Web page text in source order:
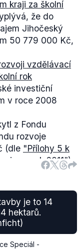
kraji za školní
že do
Jihočeský
50 779 000 Kč,
vzdělávací
rok
investiční
v roce 2008
z Fondu
rozvoje
(dle "Přílohy 5 k
za rok 2011") .
je to 14
hektarů.
Speciál -